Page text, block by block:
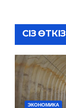
СІЗ
ЭКОНОМИКА